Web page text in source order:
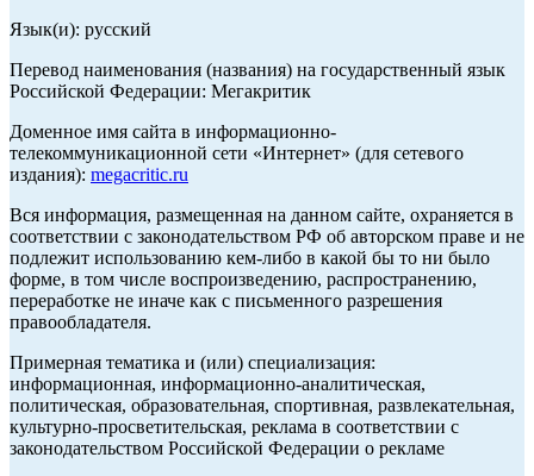
Язык(и): русский
Перевод наименования (названия) на государственный язык
Российской Федерации: Мегакритик
Доменное имя сайта в информационно-
телекоммуникационной сети «Интернет» (для сетевого
издания): megacritic.ru
Вся информация, размещенная на данном сайте, охраняется в
соответствии с законодательством РФ об авторском праве и не
подлежит использованию кем-либо в какой бы то ни было
форме, в том числе воспроизведению, распространению,
переработке не иначе как с письменного разрешения
правообладателя.
Примерная тематика и (или) специализация:
информационная, информационно-аналитическая,
политическая, образовательная, спортивная, развлекательная,
культурно-просветительская, реклама в соответствии с
законодательством Российской Федерации о рекламе